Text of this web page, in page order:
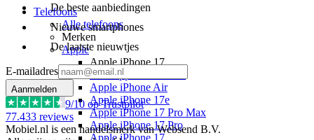
Telefoons
Alle telefoons
Merken
Apple
Apple iPhone 17
Alle Apple iPhone 17
Apple iPhone Air
Apple iPhone 17e
Apple iPhone 17 Pro Max
Apple iPhone 17 Pro
Apple iPhone 17
De beste aanbiedingen
Nieuwe smartphones
De laatste nieuwtjes
E-mailadres
Aanmelden
9/10 op Trustpilot
77.433 reviews
Mobiel.nl is een handelsmerk van Websend B.V.